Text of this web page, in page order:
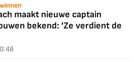
maakt nieuwe captain
bekend: 'Ze verdient de